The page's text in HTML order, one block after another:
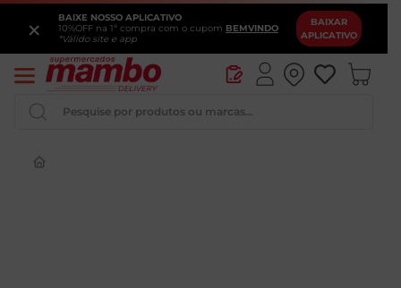
BAIXE NOSSO APLICATIVO
10%OFF na 1ª compra com o cupom BEMVINDO
*Válido site e app
BAIXAR
APLICATIVO
×
Pesquise por produtos ou marcas...